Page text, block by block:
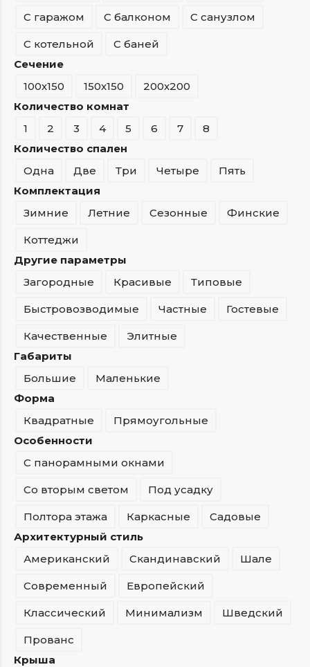
С гаражом С балконом С санузлом
С котельной
С баней
Сечение
100х150
150х150
200х200
Количество комнат
1
2 3 4 5 6 7
8
Количество спален
Одна
Две Три Четыре
Пять
Комплектация
Зимние
Летние Сезонные Финские
Коттеджи
Другие параметры
Загородные
Красивые Типовые
Быстровозводимые Частные Гостевые
Качественные
Элитные
Габариты
Большие
Маленькие
Форма
Квадратные
Прямоугольные
Особенности
С панорамными окнами
Со вторым светом Под усадку
Полтора этажа Каркасные
Садовые
Архитектурный стиль
Американский
Скандинавский Шале
Современный Европейский
Классический Минимализм Шведский
Прованс
Крыша